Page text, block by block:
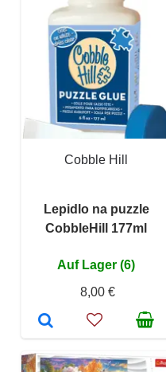
Cobble Hill
Lepidlo na puzzle
CobbleHill 177ml
Auf Lager (6)
8,00 €